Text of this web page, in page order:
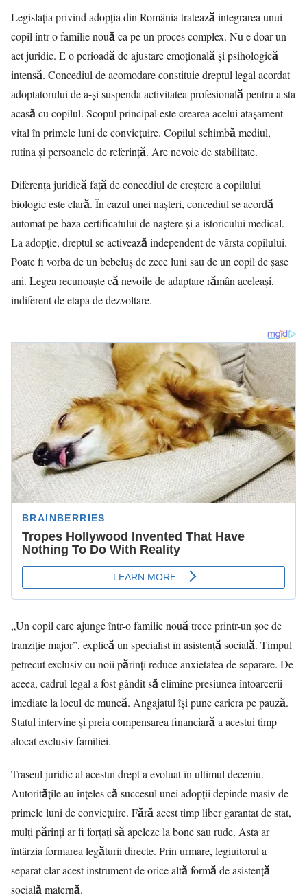
Legislația privind adopția din România tratează integrarea unui
copil într-o familie nouă ca pe un proces complex. Nu e doar un
act juridic. E o perioadă de ajustare emoțională și psihologică
intensă. Concediul de acomodare constituie dreptul legal acordat
adoptatorului de a-și suspenda activitatea profesională pentru a sta
acasă cu copilul. Scopul principal este crearea acelui atașament
vital în primele luni de conviețuire. Copilul schimbă mediul,
rutina și persoanele de referință. Are nevoie de stabilitate.
Diferența juridică față de concediul de creștere a copilului
biologic este clară. În cazul unei nașteri, concediul se acordă
automat pe baza certificatului de naștere și a istoricului medical.
La adopție, dreptul se activează independent de vârsta copilului.
Poate fi vorba de un bebeluș de zece luni sau de un copil de șase
ani. Legea recunoaște că nevoile de adaptare rămân aceleași,
indiferent de etapa de dezvoltare.
„Un copil care ajunge într-o familie nouă trece printr-un șoc de
tranziție major”, explică un specialist în asistență socială. Timpul
petrecut exclusiv cu noii părinți reduce anxietatea de separare. De
aceea, cadrul legal a fost gândit să elimine presiunea întoarcerii
imediate la locul de muncă. Angajatul își pune cariera pe pauză.
Statul intervine și preia compensarea financiară a acestui timp
alocat exclusiv familiei.
Traseul juridic al acestui drept a evoluat în ultimul deceniu.
Autoritățile au înțeles că succesul unei adopții depinde masiv de
primele luni de conviețuire. Fără acest timp liber garantat de stat,
mulți părinți ar fi forțați să apeleze la bone sau rude. Asta ar
întârzia formarea legăturii directe. Prin urmare, legiuitorul a
separat clar acest instrument de orice altă formă de asistență
socială maternă.